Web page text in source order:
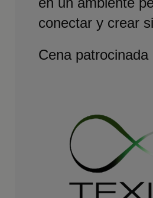
conectar y crear
Cena patrocinada